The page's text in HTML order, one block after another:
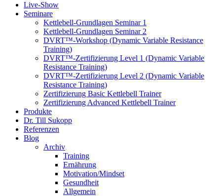
Live-Show
Seminare
Kettlebell-Grundlagen Seminar 1
Kettlebell-Grundlagen Seminar 2
DVRT™-Workshop (Dynamic Variable Resistance
Training)
DVRT™-Zertifizierung Level 1 (Dynamic Variable
Resistance Training)
DVRT™-Zertifizierung Level 2 (Dynamic Variable
Resistance Training)
Zertifizierung Basic Kettlebell Trainer
Zertifizierung Advanced Kettlebell Trainer
Produkte
Dr. Till Sukopp
Referenzen
Blog
Archiv
Training
Ernährung
Motivation/Mindset
Gesundheit
Allgemein